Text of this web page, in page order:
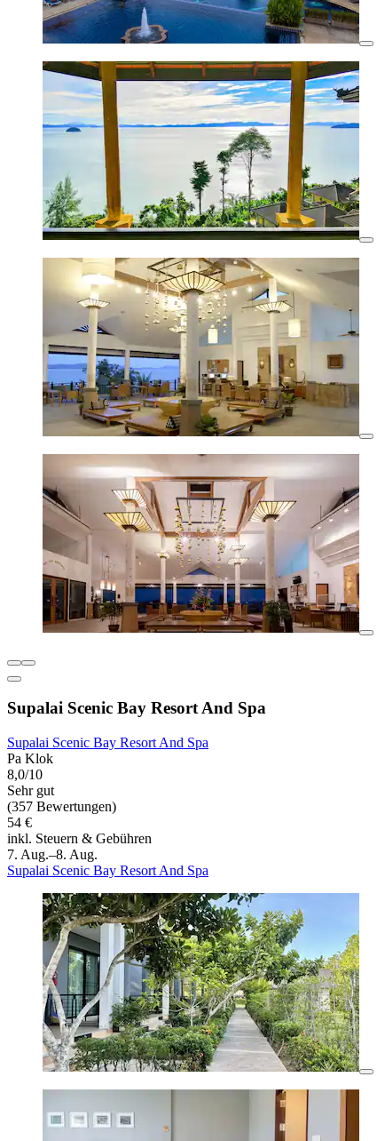
Supalai Scenic Bay Resort And Spa
Supalai Scenic Bay Resort And Spa
Pa Klok
8,0/10
Sehr gut
(357 Bewertungen)
54 €
inkl. Steuern & Gebühren
7. Aug.–8. Aug.
Supalai Scenic Bay Resort And Spa